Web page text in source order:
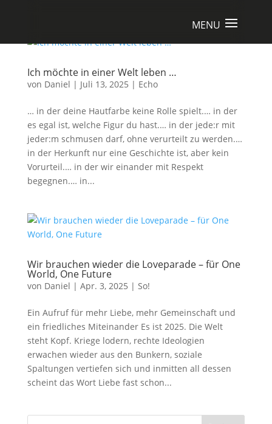
Ich möchte in einer Welt leben …
von Daniel | Juli 13, 2025 | Echo
… in der deine Hautfarbe keine Rolle spielt.… in der
es egal ist, welche Figur du hast.… in der jede:r mit
jeder:m schmusen darf, ohne verurteilt zu werden.…
in der Herkunft nur eine Geschichte ist, aber kein
Vorurteil.… in der wir einander mit Respekt
begegnen.… in...
Wir brauchen wieder die Loveparade – für One
World, One Future
von Daniel | Apr. 3, 2025 | So!
Ein Aufruf für mehr Liebe, mehr Gemeinschaft und
ein friedliches Miteinander Es ist 2025. Die Welt
steht Kopf. Kriege lodern, rechte Ideologien
erwachen wieder aus den Bunkern, soziale
Spaltungen vertiefen sich und inmitten all dessen
scheint das Wort Liebe fast schon...